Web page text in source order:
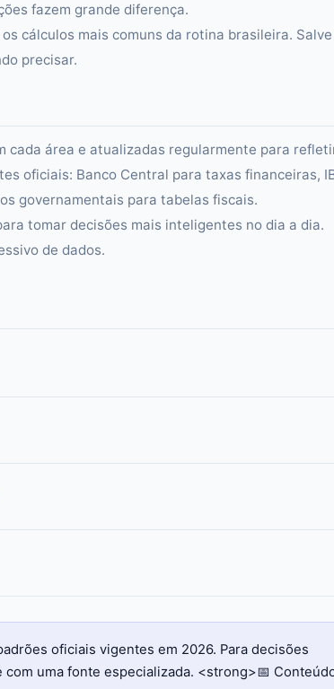
fazem grande diferença.
cálculos mais comuns da rotina brasileira.
precisar.
cada área e atualizadas regularmente para
oficiais: Banco Central para taxas financeiras,
governamentais para tabelas fiscais.
tomar decisões mais inteligentes no dia a dia.
de dados.
oficiais vigentes em 2026. Para decisões
uma fonte especializada. <strong>📅